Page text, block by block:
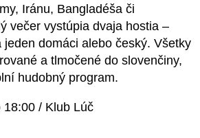
Iránu, Bangladéša či
večer vystúpia dvaja hostia –
jeden domáci alebo český. Všetky
a tlmočené do slovenčiny,
hudobný program.
/ Klub Lúč